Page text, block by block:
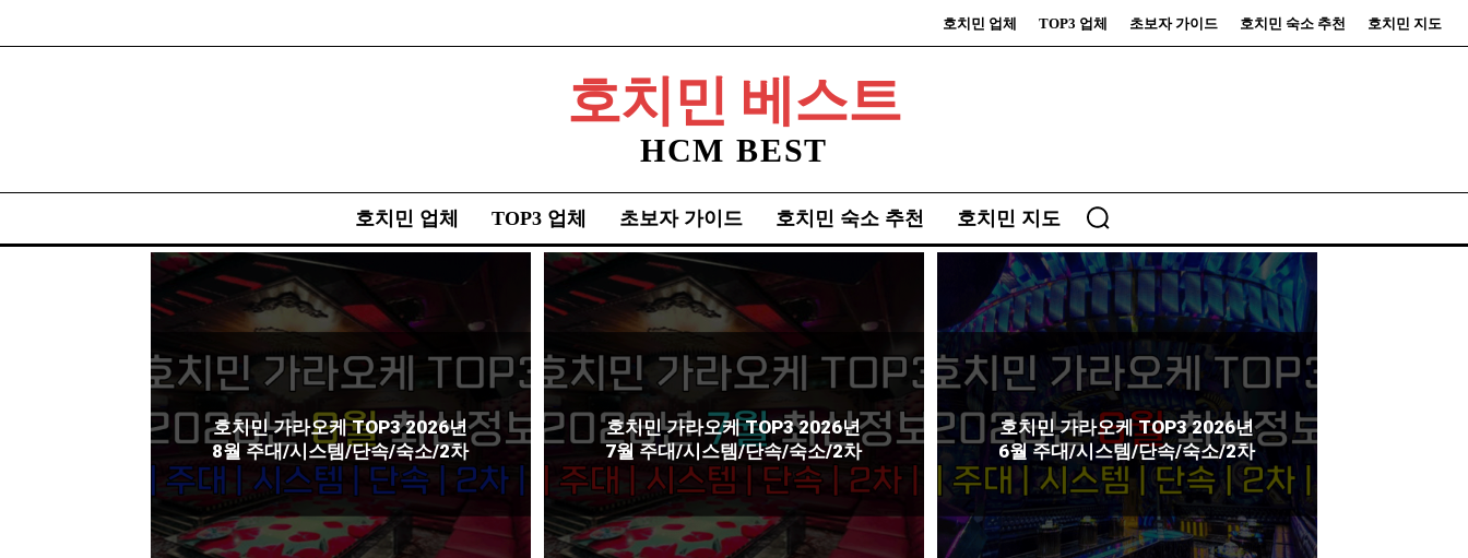
호치민 업체 TOP3 업체 초보자 가이드 호치민 숙소 추천 호치민 지도
호치민 베스트
HCM BEST
호치민 업체 TOP3 업체 초보자 가이드 호치민 숙소 추천 호치민 지도
호치민 가라오케 TOP3 2026년
8월 주대/시스템/단속/숙소/2차
호치민 가라오케 TOP3 2026년
7월 주대/시스템/단속/숙소/2차
호치민 가라오케 TOP3 2026년
6월 주대/시스템/단속/숙소/2차